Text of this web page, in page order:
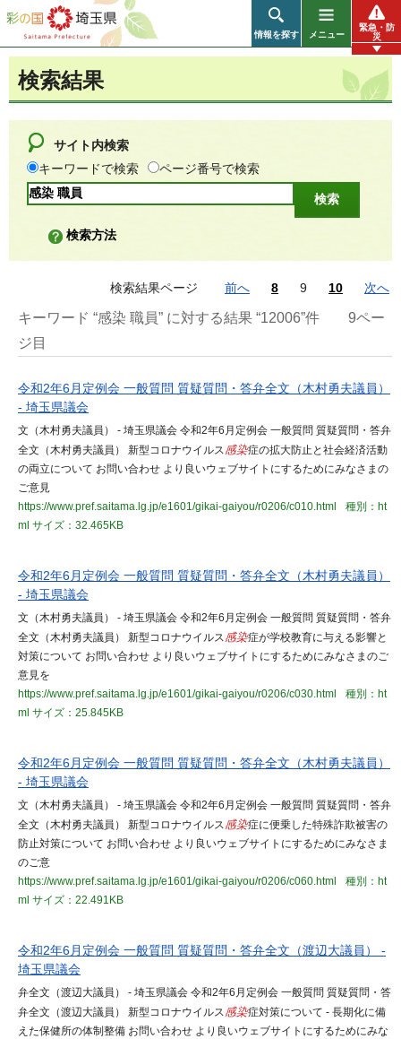
彩の国 埼玉県
情報を探す メニュー
緊急・防
災
検索結果
サイト内検索
キーワードで検索
ページ番号で検索
検索方法
検索結果ページ 前へ 8 9 10 次へ
キーワード “感染 職員” に対する結果 “12006”件
9ペー
ジ目
令和2年6月定例会 一般質問 質疑質問・答弁全文（木村勇夫議員）
- 埼玉県議会
文（木村勇夫議員） - 埼玉県議会 令和2年6月定例会 一般質問 質疑質問・答弁
全文（木村勇夫議員） 新型コロナウイルス感染症の拡大防止と社会経済活動
の両立について お問い合わせ より良いウェブサイトにするためにみなさまの
ご意見
https://www.pref.saitama.lg.jp/e1601/gikai-gaiyou/r0206/c010.html
種別：ht
ml サイズ：32.465KB
令和2年6月定例会 一般質問 質疑質問・答弁全文（木村勇夫議員）
- 埼玉県議会
文（木村勇夫議員） - 埼玉県議会 令和2年6月定例会 一般質問 質疑質問・答弁
全文（木村勇夫議員） 新型コロナウイルス感染症が学校教育に与える影響と
対策について お問い合わせ より良いウェブサイトにするためにみなさまのご
意見を
https://www.pref.saitama.lg.jp/e1601/gikai-gaiyou/r0206/c030.html
種別：ht
ml サイズ：25.845KB
令和2年6月定例会 一般質問 質疑質問・答弁全文（木村勇夫議員）
- 埼玉県議会
文（木村勇夫議員） - 埼玉県議会 令和2年6月定例会 一般質問 質疑質問・答弁
全文（木村勇夫議員） 新型コロナウイルス感染症に便乗した特殊詐欺被害の
防止対策について お問い合わせ より良いウェブサイトにするためにみなさま
のご意
https://www.pref.saitama.lg.jp/e1601/gikai-gaiyou/r0206/c060.html
種別：ht
ml サイズ：22.491KB
令和2年6月定例会 一般質問 質疑質問・答弁全文（渡辺大議員） -
埼玉県議会
弁全文（渡辺大議員） - 埼玉県議会 令和2年6月定例会 一般質問 質疑質問・答
弁全文（渡辺大議員） 新型コロナウイルス感染症対策について - 長期化に備
えた保健所の体制整備 お問い合わせ より良いウェブサイトにするためにみな